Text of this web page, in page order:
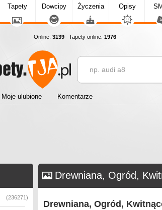
Tapety Dowcipy Życzenia Opisy
Online: 3139 Tapety online: 1976
Moje ulubione Komentarze
(236271)
Drewniana, Ogród,
Drewniana, Ogród,